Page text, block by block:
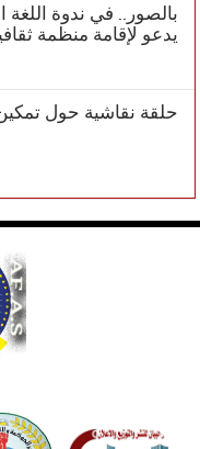
بالصور.. في ندوة اللغة
يدعو لإقامة منظمة
حلقة نقاشية حول